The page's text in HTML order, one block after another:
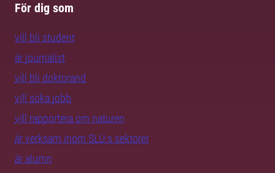
För dig som
vill bli student
är journalist
vill bli doktorand
vill söka jobb
vill rapportera om naturen
är verksam inom SLU:s sektorer
är alumn